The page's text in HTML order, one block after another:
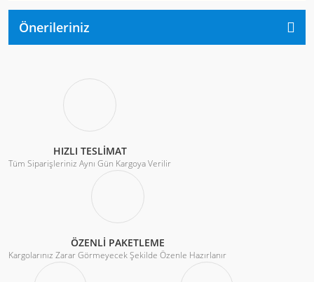
Önerileriniz
HIZLI TESLİMAT
Tüm Siparişleriniz Aynı Gün Kargoya Verilir
ÖZENLİ PAKETLEME
Kargolarınız Zarar Görmeyecek Şekilde Özenle Hazırlanır